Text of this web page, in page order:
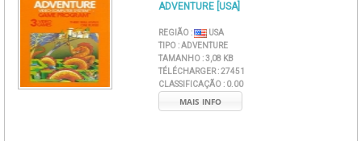
ADVENTURE [USA]
REGIÃO :
USA
TIPO :ADVENTURE
TAMANHO :3,08 KB
TÉLÉCHARGER :27451
CLASSIFICAÇÃO : 0.00
MAIS INFO